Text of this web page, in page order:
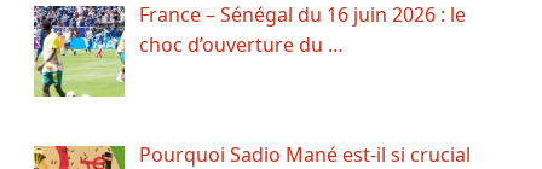
France – Sénégal du 16 juin 2026 : le
choc d’ouverture du …
Pourquoi Sadio Mané est-il si crucial